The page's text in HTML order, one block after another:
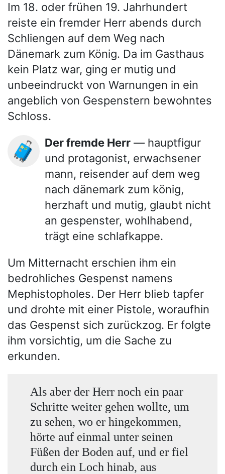
Im 18. oder frühen 19. Jahrhundert
reiste ein fremder Herr abends durch
Schliengen auf dem Weg nach
Dänemark zum König. Da im Gasthaus
kein Platz war, ging er mutig und
unbeeindruckt von Warnungen in ein
angeblich von Gespenstern bewohntes
Schloss.
🧳 Der fremde Herr — hauptfigur
und protagonist, erwachsener
mann, reisender auf dem weg
nach dänemark zum könig,
herzhaft und mutig, glaubt nicht
an gespenster, wohlhabend,
trägt eine schlafkappe.
Um Mitternacht erschien ihm ein
bedrohliches Gespenst namens
Mephistopholes. Der Herr blieb tapfer
und drohte mit einer Pistole, woraufhin
das Gespenst sich zurückzog. Er folgte
ihm vorsichtig, um die Sache zu
erkunden.
Als aber der Herr noch ein paar
Schritte weiter gehen wollte, um
zu sehen, wo er hingekommen,
hörte auf einmal unter seinen
Füßen der Boden auf, und er fiel
durch ein Loch hinab, aus